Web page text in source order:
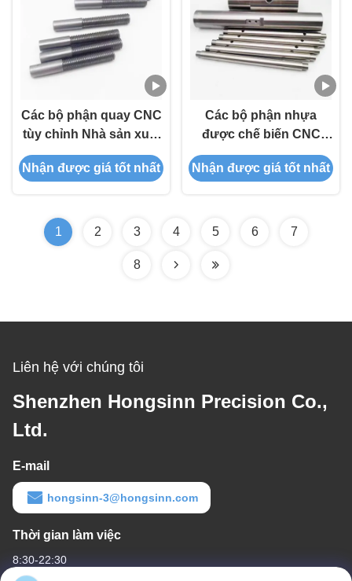
Các bộ phận quay CNC
tùy chỉnh Nhà sản xuất
Các bộ phận nhôm gia
công
Nhận được giá tốt nhất
Các bộ phận nhựa
được chế biến CNC
phần quay CNC Dịch vụ
quay CNC
Nhận được giá tốt nhất
1 2 3 4 5 6 7
8
Liên hệ với chúng tôi
Shenzhen Hongsinn Precision Co.,
Ltd.
E-mail
hongsinn-3@hongsinn.com
Thời gian làm việc
8:30-22:30